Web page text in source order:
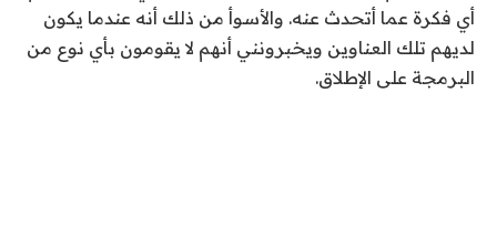
أي فكرة عما أتحدث عنه. والأسوأ من ذلك أنه عندما يكون
لديهم تلك العناوين ويخبرونني أنهم لا يقومون بأي نوع من
البرمجة على الإطلاق.